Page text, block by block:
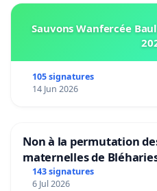
Sauvons Wanfercée
105 signatures
14 Jun 2026
Non à la permutation
maternelles de
Préservons la stabilité
143 signatures
6 Jul 2026